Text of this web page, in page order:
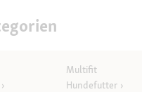
Multifit
Hundefutter